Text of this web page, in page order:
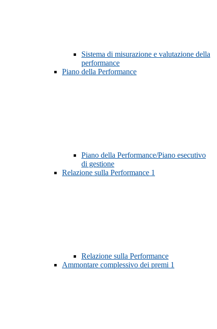
Sistema di misurazione e valutazione della
performance
Piano della Performance
Piano della Performance/Piano esecutivo
di gestione
Relazione sulla Performance 1
Relazione sulla Performance
Ammontare complessivo dei premi 1